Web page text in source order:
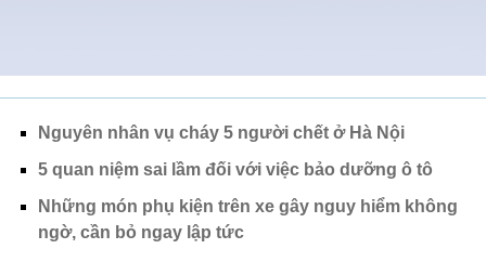
Nguyên nhân vụ cháy 5 người chết ở Hà Nội
5 quan niệm sai lầm đối với việc bảo dưỡng ô tô
Những món phụ kiện trên xe gây nguy hiểm không
ngờ, cần bỏ ngay lập tức